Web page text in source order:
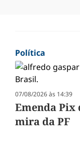
Política
07/08/2026 às 14:39
Emenda Pix
mira da PF